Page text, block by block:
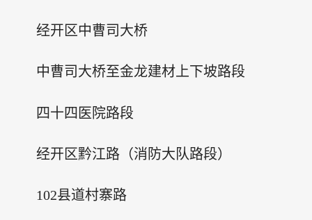
经开区中曹司大桥
中曹司大桥至金龙建材上下坡路段
四十四医院路段
经开区黔江路（消防大队路段）
102县道村寨路